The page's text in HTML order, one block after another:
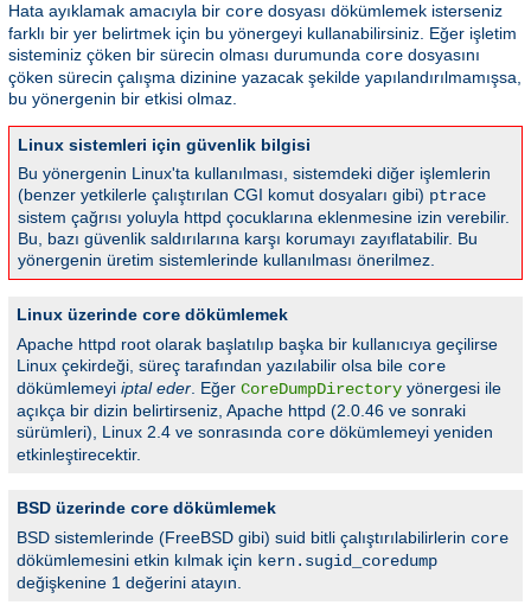
Hata ayıklamak amacıyla bir core dosyası dökümlemek isterseniz
farklı bir yer belirtmek için bu yönergeyi kullanabilirsiniz. Eğer işletim
sisteminiz çöken bir sürecin olması durumunda core dosyasını
çöken sürecin çalışma dizinine yazacak şekilde yapılandırılmamışsa,
bu yönergenin bir etkisi olmaz.
Linux sistemleri için güvenlik bilgisi
Bu yönergenin Linux'ta kullanılması, sistemdeki diğer işlemlerin
(benzer yetkilerle çalıştırılan CGI komut dosyaları gibi) ptrace
sistem çağrısı yoluyla httpd çocuklarına eklenmesine izin verebilir.
Bu, bazı güvenlik saldırılarına karşı korumayı zayıflatabilir. Bu
yönergenin üretim sistemlerinde kullanılması önerilmez.
Linux üzerinde core dökümlemek
Apache httpd root olarak başlatılıp başka bir kullanıcıya geçilirse
Linux çekirdeği, süreç tarafından yazılabilir olsa bile core
dökümlemeyi iptal eder . Eğer CoreDumpDirectory yönergesi ile
açıkça bir dizin belirtirseniz, Apache httpd (2.0.46 ve sonraki
sürümleri), Linux 2.4 ve sonrasında core dökümlemeyi yeniden
etkinleştirecektir.
BSD üzerinde core dökümlemek
BSD sistemlerinde (FreeBSD gibi) suid bitli çalıştırılabilirlerin core
dökümlemesini etkin kılmak için kern.sugid_coredump
değişkenine 1 değerini atayın.